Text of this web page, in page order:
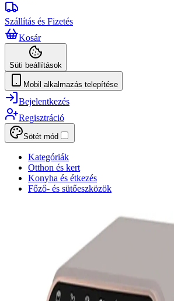
Szállítás és Fizetés
Kosár
Süti beállítások
Mobil alkalmazás telepítése
Bejelentkezés
Regisztráció
Sötét mód
Kategóriák
Otthon és kert
Konyha és étkezés
Főző- és sütőeszközök